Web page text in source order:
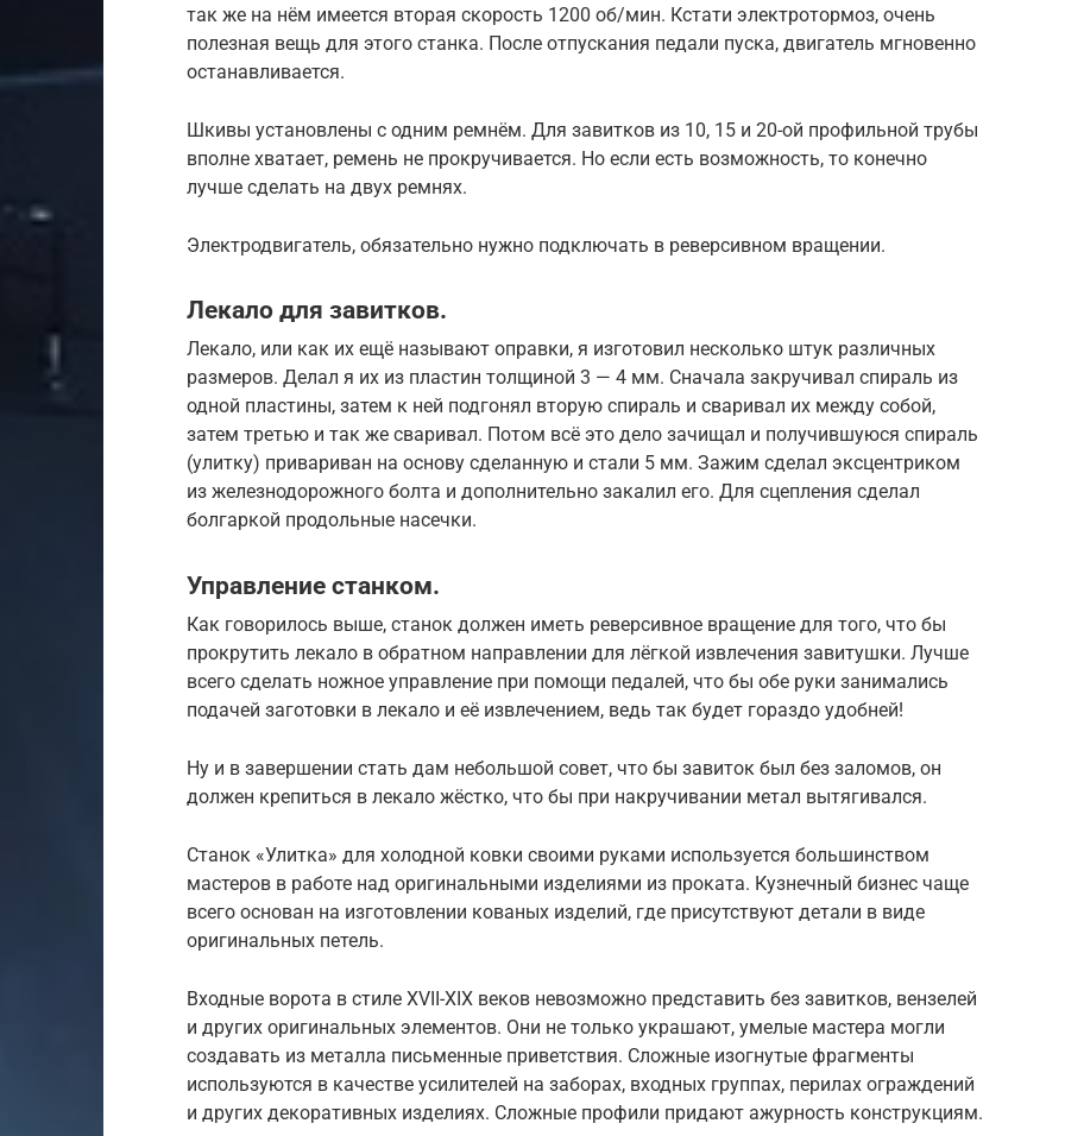
так же на нём имеется вторая скорость 1200 об/мин. Кстати электротормоз, очень
полезная вещь для этого станка. После отпускания педали пуска, двигатель мгновенно
останавливается.
Шкивы установлены с одним ремнём. Для завитков из 10, 15 и 20-ой профильной трубы
вполне хватает, ремень не прокручивается. Но если есть возможность, то конечно
лучше сделать на двух ремнях.
Электродвигатель, обязательно нужно подключать в реверсивном вращении.
Лекало для завитков.
Лекало, или как их ещё называют оправки, я изготовил несколько штук различных
размеров. Делал я их из пластин толщиной 3 — 4 мм. Сначала закручивал спираль из
одной пластины, затем к ней подгонял вторую спираль и сваривал их между собой,
затем третью и так же сваривал. Потом всё это дело зачищал и получившуюся спираль
(улитку) привариван на основу сделанную и стали 5 мм. Зажим сделал эксцентриком
из железнодорожного болта и дополнительно закалил его. Для сцепления сделал
болгаркой продольные насечки.
Управление станком.
Как говорилось выше, станок должен иметь реверсивное вращение для того, что бы
прокрутить лекало в обратном направлении для лёгкой извлечения завитушки. Лучше
всего сделать ножное управление при помощи педалей, что бы обе руки занимались
подачей заготовки в лекало и её извлечением, ведь так будет гораздо удобней!
Ну и в завершении стать дам небольшой совет, что бы завиток был без заломов, он
должен крепиться в лекало жёстко, что бы при накручивании метал вытягивался.
Станок «Улитка» для холодной ковки своими руками используется большинством
мастеров в работе над оригинальными изделиями из проката. Кузнечный бизнес чаще
всего основан на изготовлении кованых изделий, где присутствуют детали в виде
оригинальных петель.
Входные ворота в стиле XVII-XIX веков невозможно представить без завитков, вензелей
и других оригинальных элементов. Они не только украшают, умелые мастера могли
создавать из металла письменные приветствия. Сложные изогнутые фрагменты
используются в качестве усилителей на заборах, входных группах, перилах ограждений
и других декоративных изделиях. Сложные профили придают ажурность конструкциям.